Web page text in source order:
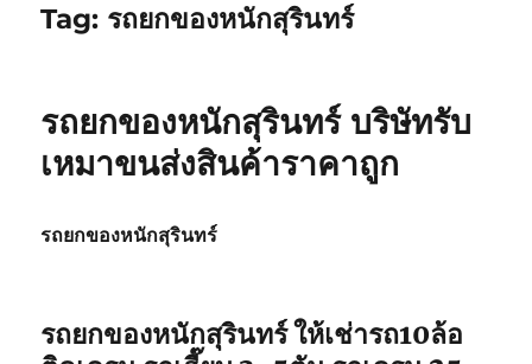
Tag: รถยกของหนักสุรินทร์
รถยกของหนักสุรินทร์ บริษัทรับ
เหมาขนส่งสินค้าราคาถูก
รถยกของหนักสุรินทร์
รถยกของหนักสุรินทร์ ให้เช่ารถ10ล้อ